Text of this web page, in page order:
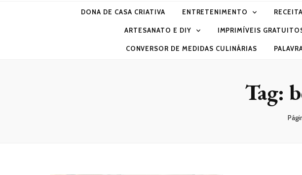
DONA DE CASA CRIATIVA ENTRETENIMENTO
ARTESANATO E DIY IMPRIMÍVEIS
CONVERSOR DE MEDIDAS CULINÁRIAS
Tag: